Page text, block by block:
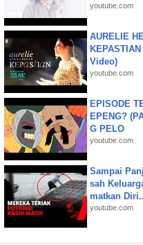
youtube.com
AURELIE
Video)
youtube.com
EPISODE
EPENG?
G PELO
youtube.com
Sampai
sah
matkan
youtube.com